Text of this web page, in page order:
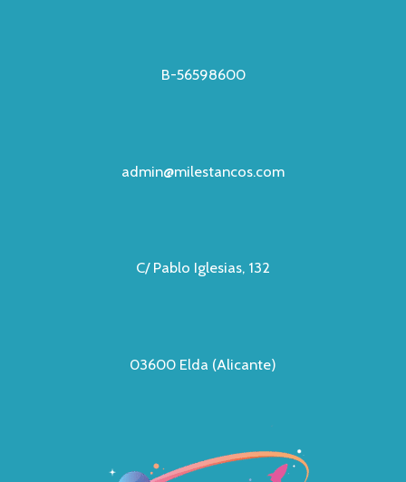
B-56598600
admin@milestancos.com
C/ Pablo Iglesias, 132
03600 Elda (Alicante)